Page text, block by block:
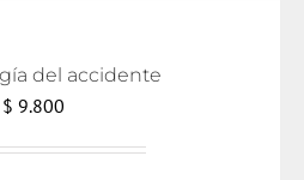
del accidente
El
$ 9.800